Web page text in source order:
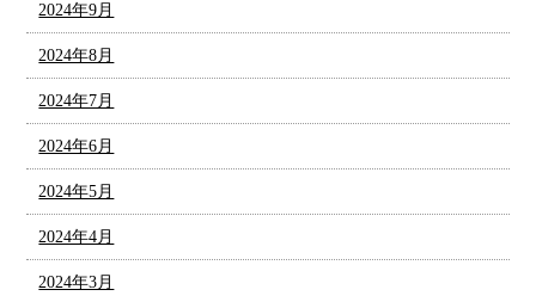
2024年9月
2024年8月
2024年7月
2024年6月
2024年5月
2024年4月
2024年3月